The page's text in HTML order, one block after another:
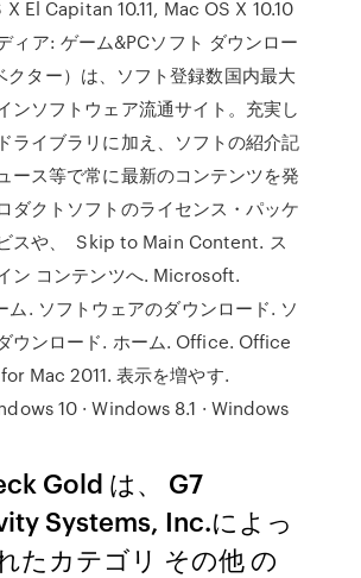
X El Capitan 10.11, Mac OS X 10.10
ィア: ゲーム&PCソフト ダウンロー
ター）は、ソフト登録数国内最大
ンソフトウェア流通サイト。充実し
ライブラリに加え、ソフトの紹介記
ース等で常に最新のコンテンツを発
ダクトソフトのライセンス・パッケ
スや、 Skip to Main Content. ス
ン コンテンツへ. Microsoft.
. ソフトウェアのダウンロード. ソ
ウンロード. ホーム. Office. Office
Mac 2011. 表示を増やす.
10 · Windows 8.1 · Windows
Gold は、 G7
Systems, Inc.によっ
たカテゴリ その他 の